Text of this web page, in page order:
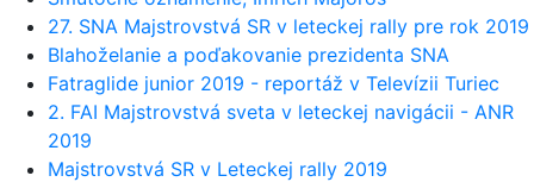
27. SNA Majstrovstvá SR v leteckej rally pre rok 2019
Blahoželanie a poďakovanie prezidenta SNA
Fatraglide junior 2019 - reportáž v Televízii Turiec
2. FAI Majstrovstvá sveta v leteckej navigácii - ANR
2019
Majstrovstvá SR v Leteckej rally 2019